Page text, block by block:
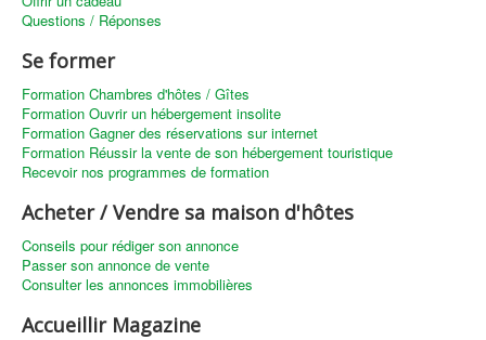
Questions / Réponses
Se former
Formation Chambres d'hôtes / Gîtes
Formation Ouvrir un hébergement insolite
Formation Gagner des réservations sur internet
Formation Réussir la vente de son hébergement touristique
Recevoir nos programmes de formation
Acheter / Vendre sa maison d'hôtes
Conseils pour rédiger son annonce
Passer son annonce de vente
Consulter les annonces immobilières
Accueillir Magazine